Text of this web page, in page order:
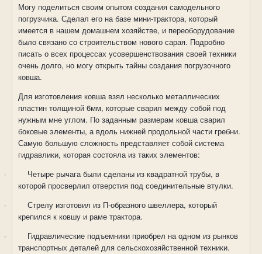
Могу поделиться своим опытом создания самодельного
погрузчика. Сделал его на базе мини-трактора, который
имеется в нашем домашнем хозяйстве, и переоборудование
было связано со строительством нового сарая. Подробно
писать о всех процессах усовершенствования своей техники
очень долго, но могу открыть тайны создания погрузочного
ковша.
Для изготовления ковша взял несколько металлических
пластин толщиной 6мм, которые сварил между собой под
нужным мне углом. По заданным размерам ковша сварил
боковые элементы, а вдоль нижней продольной части гребни.
Самую большую сложность представляет собой система
гидравлики, которая состояла из таких элементов:
·
Четыре рычага были сделаны из квадратной трубы, в
которой просверлил отверстия под соединительные втулки.
·
Стрелу изготовил из П-образного швеллера, который
крепился к ковшу и раме трактора.
·
Гидравлические подъемники приобрел на одном из рынков
транспортных деталей для сельскохозяйственной техники.